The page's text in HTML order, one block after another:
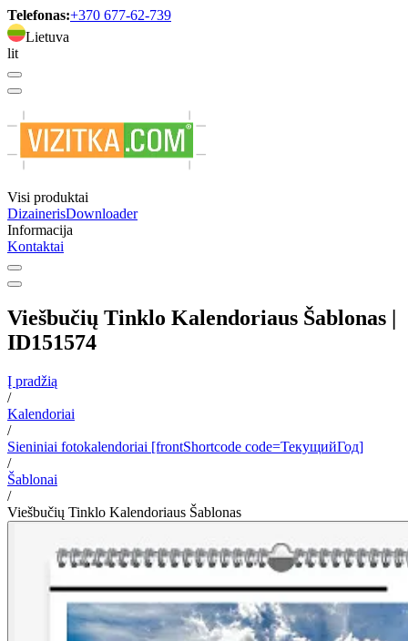
Telefonas:+370 677-62-739
Lietuva
lit
Visi produktai
DizainerisDownloader
Informacija
Kontaktai
Viešbučių Tinklo Kalendoriaus Šablonas |
ID151574
Į pradžią
/
Kalendoriai
/
Sieniniai fotokalendoriai [frontShortcode code=ТекущийГод]
/
Šablonai
/
Viešbučių Tinklo Kalendoriaus Šablonas